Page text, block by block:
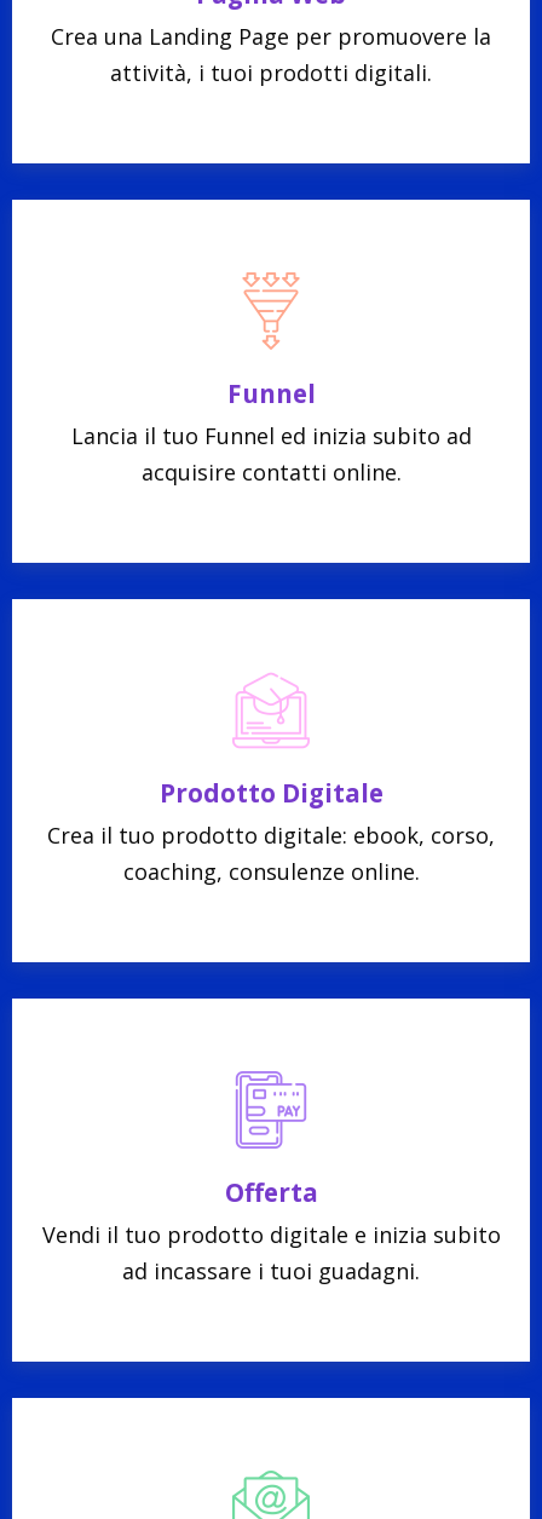
Crea una Landing Page per promuovere la
attività, i tuoi prodotti digitali.
Funnel
Lancia il tuo Funnel ed inizia subito ad
acquisire contatti online.
Prodotto Digitale
Crea il tuo prodotto digitale: ebook, corso,
coaching, consulenze online.
Offerta
Vendi il tuo prodotto digitale e inizia subito
ad incassare i tuoi guadagni.